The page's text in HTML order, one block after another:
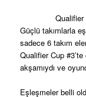
Qualifier
Güçlü takımlarla
sadece 6 takım
Qualifier Cup #3’te
akşamıydı ve
Eşleşmeler belli